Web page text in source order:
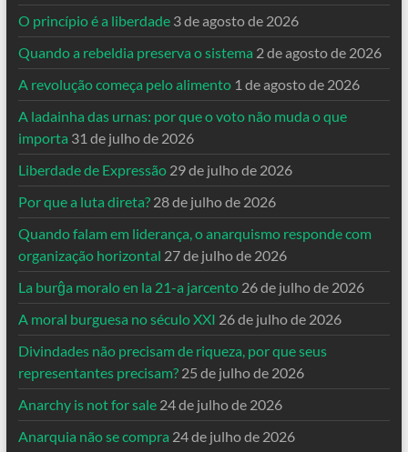
O princípio é a liberdade 3 de agosto de 2026
Quando a rebeldia preserva o sistema 2 de agosto de 2026
A revolução começa pelo alimento 1 de agosto de 2026
A ladainha das urnas: por que o voto não muda o que
importa 31 de julho de 2026
Liberdade de Expressão 29 de julho de 2026
Por que a luta direta? 28 de julho de 2026
Quando falam em liderança, o anarquismo responde com
organização horizontal 27 de julho de 2026
La burĝa moralo en la 21-a jarcento 26 de julho de 2026
A moral burguesa no século XXI 26 de julho de 2026
Divindades não precisam de riqueza, por que seus
representantes precisam? 25 de julho de 2026
Anarchy is not for sale 24 de julho de 2026
Anarquia não se compra 24 de julho de 2026